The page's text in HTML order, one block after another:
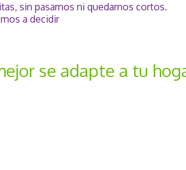
sin pasarnos ni quedarnos cortos.
a decidir
se adapte a tu